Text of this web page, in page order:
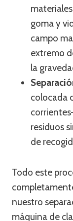
goma y
campo
extremo
la
colocada
residuos
de
Todo este
nuestro
máquina de